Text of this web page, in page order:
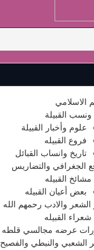
الاسلامي
ونسب القبيلة
علوم وأخبار القبيلة
فروع القبيله
تاريخ وانساب القبائل
الجغرافي والتضاريس
القبيله
بعض أعيان القبيله
الشعر والادب رحمهم الله
القبيله
عرضه مجالسي قلطه
الشعبي والنبطي والفصيح